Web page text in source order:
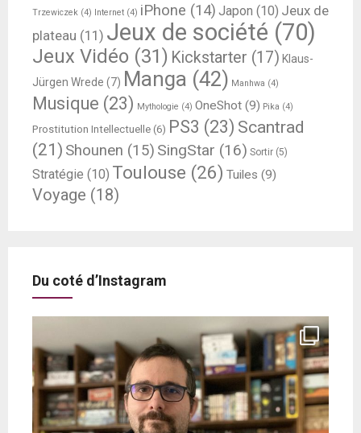
Trzewiczek (4) Internet (4) iPhone (14) Japon (10) Jeux de
plateau (11) Jeux de société (70)
Jeux Vidéo (31) Kickstarter (17) Klaus-
Jürgen Wrede (7) Manga (42) Manhwa (4)
Musique (23) Mythologie (4) OneShot (9) Pika (4)
Prostitution Intellectuelle (6) PS3 (23) Scantrad
(21) Shounen (15) SingStar (16) Sortir (5)
Stratégie (10) Toulouse (26) Tuiles (9)
Voyage (18)
Du coté d’Instagram